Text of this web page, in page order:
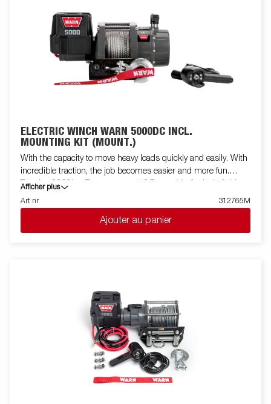
ELECTRIC WINCH WARN 5000DC INCL.
MOUNTING KIT (MOUNT.)
With the capacity to move heavy loads quickly and easily. With
incredible traction, the job becomes easier and more fun.
Traction 2268kg, Remote control 3.7 m cable (included). Lina
18.3 m. Engine: Permanent magnet. Brake: Dynamic and
mechanical. Volt: 12 volts DC. Coupling (decoupling): Via lever.
Drum diameter: 7.62 cm. Gearbox: 3 stage planetary gearbox.
Line manager: Hawse. Gear: 216: 1
Afficher plus
Art nr
312765M
Ajouter au panier